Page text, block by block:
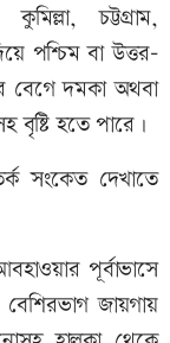
চট্টগ্রাম,
পশ্চিম বা উত্তর-
বেগে দমকা অথবা
বৃষ্টি হতে পারে।
সংকেত দেখাতে
পূর্বাভাসে
জায়গায়